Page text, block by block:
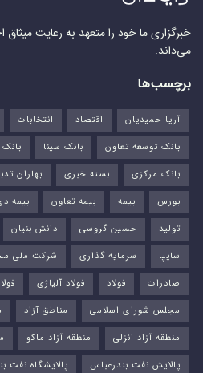
خبرگزاری ما خود را متعهد به رعایت میثاق
می‌داند.
برچسب‌ها
آریا حمیدیان اقتصاد انتخابات
بانک توسعه تعاون
بانک سینا
بانک مرکزی
بسته خبری بهاران
بورس‌
بیمه بیمه تعاون بیمه
تولید
حسین گروسی دانش بنیان
سایپا
سرمایه گذاری شرکت ملی
صادرات
فولاد فولاد آلیاژی
مجلس شورای اسلامی
مناطق آزاد
منطقه آزاد انزلی
منطقه آزاد ماکو
پالایش نفت بندرعباس
پالایشگاه نفت